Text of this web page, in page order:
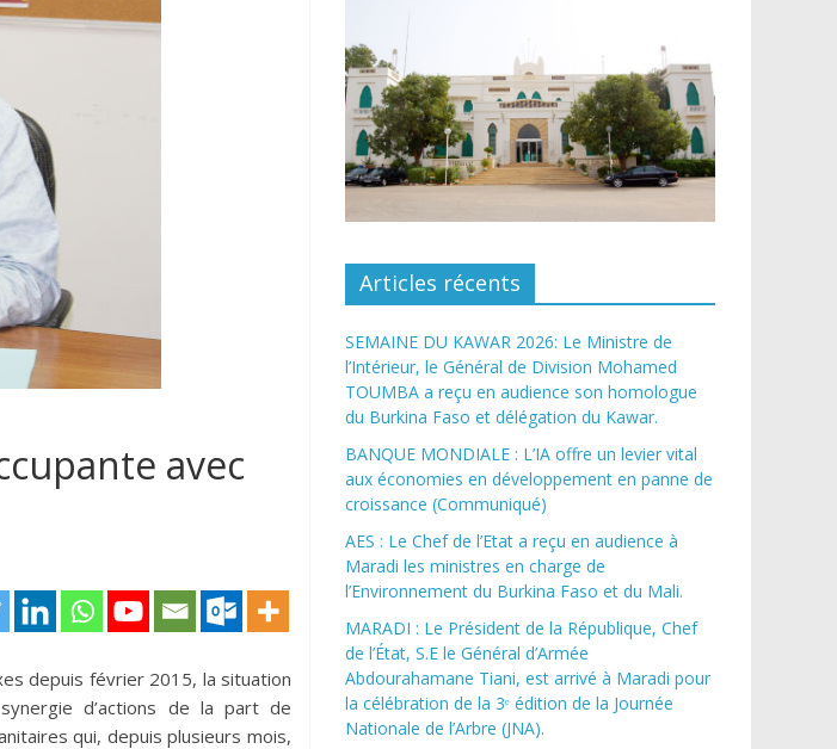
avec
depuis février 2015, la situation
d’actions de la part de
qui, depuis plusieurs mois,
Articles récents
SEMAINE DU KAWAR 2026: Le Ministre de
l’Intérieur, le Général de Division Mohamed
TOUMBA a reçu en audience son homologue
du Burkina Faso et délégation du Kawar.
BANQUE MONDIALE : L’IA offre un levier vital
aux économies en développement en panne de
croissance (Communiqué)
AES : Le Chef de l’Etat a reçu en audience à
Maradi les ministres en charge de
l’Environnement du Burkina Faso et du Mali.
MARADI : Le Président de la République, Chef
de l’État, S.E le Général d’Armée
Abdourahamane Tiani, est arrivé à Maradi pour
la célébration de la 3ᵉ édition de la Journée
Nationale de l’Arbre (JNA).